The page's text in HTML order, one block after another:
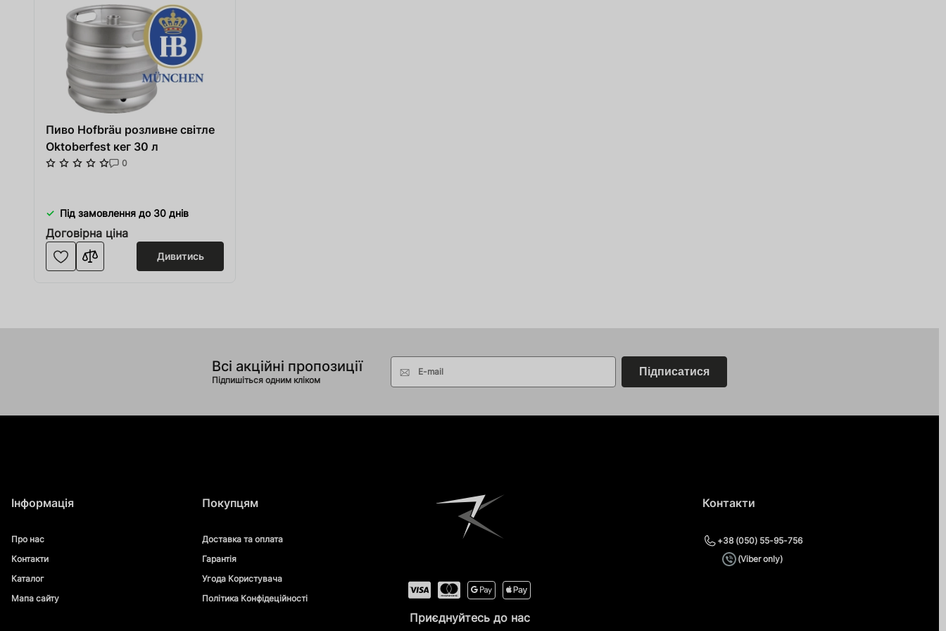
Пиво Hofbräu розливне світле
Oktoberfest кег 30 л
0
Під замовлення до 30 днів
Договірна ціна
Дивитись
Всі акційні пропозиції
Підпишіться одним кліком
E-mail Підписатися
Приєднуйтесь до нас
Інформація
Про нас
Контакти
Каталог
Мапа сайту
Покупцям
Доставка та оплата
Гарантія
Угода Користувача
Політика Конфідеційності
Контакти
+38 (050) 55-95-756
(Viber only)